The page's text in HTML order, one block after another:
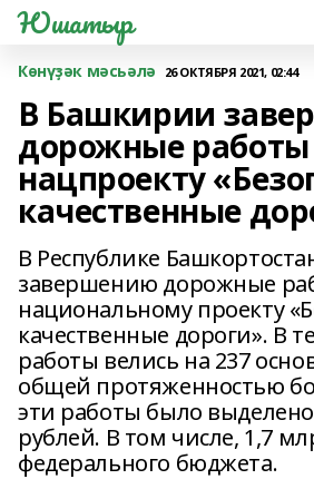
Юшатыр
Көнүҙәк мәсьәлә 26 ОКТЯБРЯ 2021, 02:44
В Башкирии
дорожные работы
нацпроекту
качественные
В Республике
завершению дорожные
национальному проекту
качественные дороги». В
работы велись на 237
общей протяженностью
эти работы было
рублей. В том числе, 1,7
федерального бюджета.